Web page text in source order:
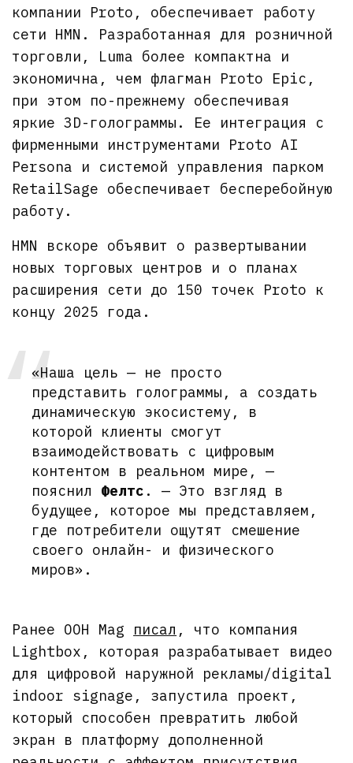
компании Proto, обеспечивает работу
сети HMN. Разработанная для розничной
торговли, Luma более компактна и
экономична, чем флагман Proto Epic,
при этом по-прежнему обеспечивая
яркие 3D-голограммы. Ее интеграция с
фирменными инструментами Proto AI
Persona и системой управления парком
RetailSage обеспечивает бесперебойную
работу.
HMN вскоре объявит о развертывании
новых торговых центров и о планах
расширения сети до 150 точек Proto к
концу 2025 года.
«Наша цель — не просто
представить голограммы, а создать
динамическую экосистему, в
которой клиенты смогут
взаимодействовать с цифровым
контентом в реальном мире, —
пояснил Фелтс . — Это взгляд в
будущее, которое мы представляем,
где потребители ощутят смешение
своего онлайн- и физического
миров».
Ранее OOH Mag писал , что компания
Lightbox, которая разрабатывает видео
для цифровой наружной рекламы/digital
indoor signage, запустила проект,
который способен превратить любой
экран в платформу дополненной